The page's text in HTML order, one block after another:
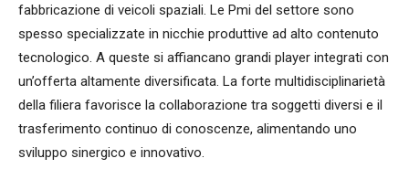
fabbricazione di veicoli spaziali. Le Pmi del settore sono
spesso specializzate in nicchie produttive ad alto contenuto
tecnologico. A queste si affiancano grandi player integrati con
un’offerta altamente diversificata. La forte multidisciplinarietà
della filiera favorisce la collaborazione tra soggetti diversi e il
trasferimento continuo di conoscenze, alimentando uno
sviluppo sinergico e innovativo.